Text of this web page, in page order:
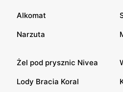
Alkomat
Narzuta
Żel pod prysznic Nivea
Lody Bracia Koral